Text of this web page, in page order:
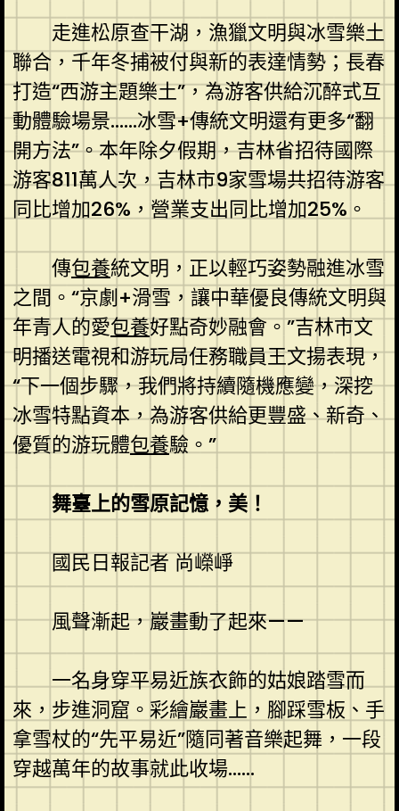
走進松原查干湖，漁獵文明與冰雪樂土
聯合，千年冬捕被付與新的表達情勢；長春
打造“西游主題樂土”，為游客供給沉醉式互
動體驗場景……冰雪+傳統文明還有更多“翻
開方法”。本年除夕假期，吉林省招待國際
游客811萬人次，吉林市9家雪場共招待游客
同比增加26%，營業支出同比增加25%。
傳包養統文明，正以輕巧姿勢融進冰雪
之間。“京劇+滑雪，讓中華優良傳統文明與
年青人的愛包養好點奇妙融會。”吉林市文
明播送電視和游玩局任務職員王文揚表現，
“下一個步驟，我們將持續隨機應變，深挖
冰雪特點資本，為游客供給更豐盛、新奇、
優質的游玩體包養驗。”
舞臺上的雪原記憶，美！
國民日報記者 尚嶸崢
風聲漸起，巖畫動了起來——
一名身穿平易近族衣飾的姑娘踏雪而
來，步進洞窟。彩繪巖畫上，腳踩雪板、手
拿雪杖的“先平易近”隨同著音樂起舞，一段
穿越萬年的故事就此收場……